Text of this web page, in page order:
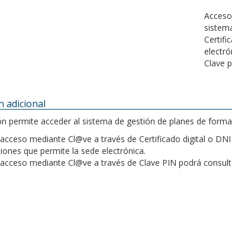
Clave
adicional
permite acceder al sistema de gestión de planes de
mediante Cl@ve a través de Certificado digital o
que permite la sede electrónica.
mediante Cl@ve a través de Clave PIN podrá